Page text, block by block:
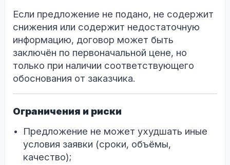
Если предложение не подано, не содержит
снижения или содержит недостаточную
информацию, договор может быть
заключён по первоначальной цене, но
только при наличии соответствующего
обоснования от заказчика.
Ограничения и риски
Предложение не может ухудшать иные
условия заявки (сроки, объёмы,
качество);